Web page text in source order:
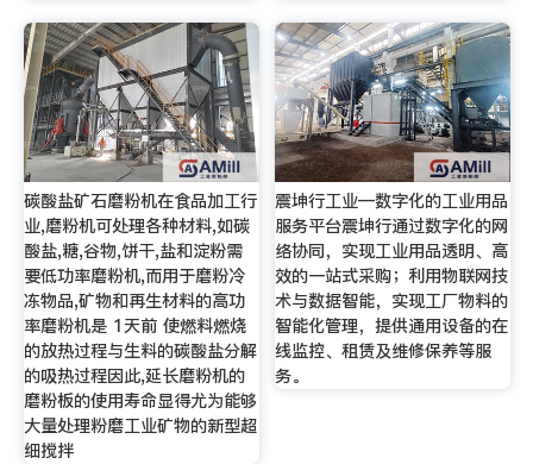
碳酸盐矿石磨粉机在食品加工行
业,磨粉机可处理各种材料,如碳
酸盐,糖,谷物,饼干,盐和淀粉需
要低功率磨粉机,而用于磨粉冷
冻物品,矿物和再生材料的高功
率磨粉机是 1天前 使燃料燃烧
的放热过程与生料的碳酸盐分解
的吸热过程因此,延长磨粉机的
磨粉板的使用寿命显得尤为能够
大量处理粉磨工业矿物的新型超
细搅拌
震坤行工业—数字化的工业用品
服务平台震坤行通过数字化的网
络协同，实现工业用品透明、高
效的一站式采购；利用物联网技
术与数据智能，实现工厂物料的
智能化管理，提供通用设备的在
线监控、租赁及维修保养等服
务。